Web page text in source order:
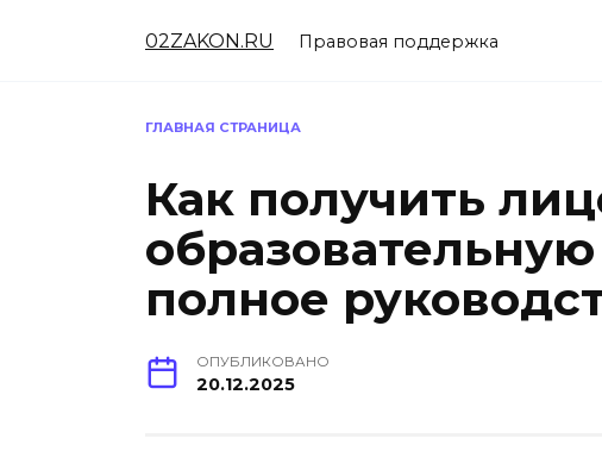
02ZAKON.RU Правовая поддержка
ГЛАВНАЯ СТРАНИЦА
Как получить
полное
ОПУБЛИКОВАНО
20.12.2025